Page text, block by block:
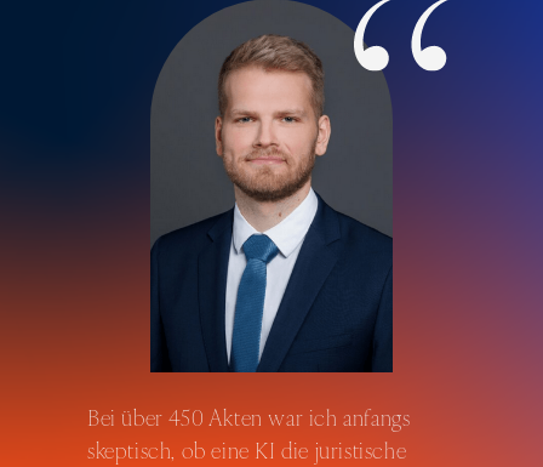
Bei über 450 Akten war ich anfangs
skeptisch, ob eine KI die juristische